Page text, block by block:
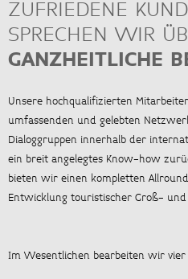
ZUFRIEDENE
SPRECHEN WIR
GANZHEITLICHE
Unsere hochqualifizierten
umfassenden und gelebten
Dialoggruppen innerhalb der
ein breit angelegtes Know-how
bieten wir einen kompletten
Entwicklung touristischer Groß- und
Im Wesentlichen bearbeiten wir vier